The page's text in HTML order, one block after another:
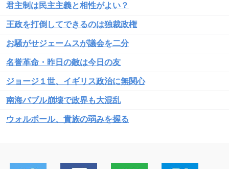
君主制は民主主義と相性がよい？
王政を打倒してできるのは独裁政権
お騒がせジェームスが議会を二分
名誉革命・昨日の敵は今日の友
ジョージ１世、イギリス政治に無関心
南海バブル崩壊で政界も大混乱
ウォルポール、貴族の弱みを握る